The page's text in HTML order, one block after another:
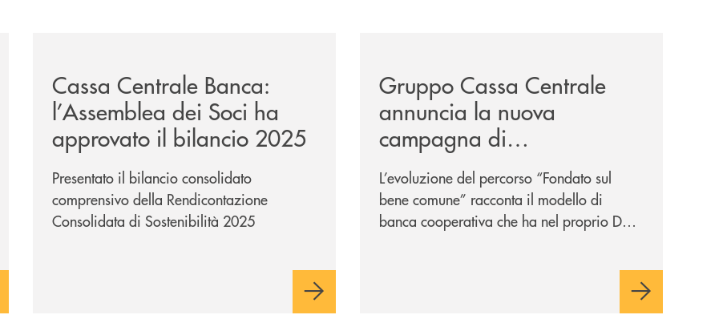
Cassa Centrale Banca:
l’Assemblea dei Soci ha
approvato il bilancio 2025
Presentato il bilancio consolidato
comprensivo della Rendicontazione
Consolidata di Sostenibilità 2025
Gruppo Cassa Centrale
annuncia la nuova
campagna di
comunicazione
nazionale: “Oggi si dice
ESG. Per noi è fare la cosa
L’evoluzione del percorso “Fondato sul
bene comune” racconta il modello di
banca cooperativa che ha nel proprio DNA